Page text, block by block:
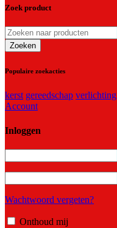
Zoek product
Populaire zoekacties
kerst gereedschap verlichting
Account
Inloggen
Wachtwoord vergeten?
Onthoud mij